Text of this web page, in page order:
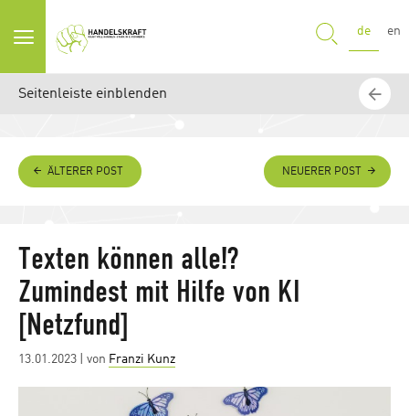
SUCHEde en
ÄLTERER POST NEUERER POST
Texten können alle!?
Zumindest mit Hilfe von KI
[Netzfund]
Posted
13.01.2023 | von Franzi Kunz
Seitenleiste einblenden